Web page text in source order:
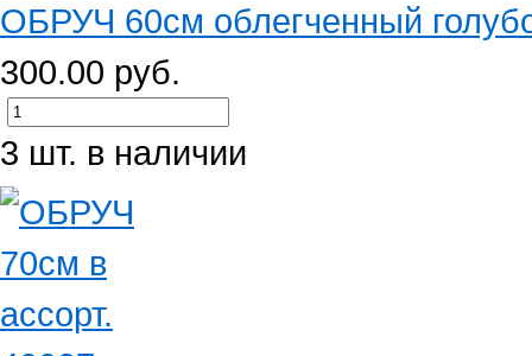
ОБРУЧ 60см облегченный
300.00 руб.
3 шт. в наличии